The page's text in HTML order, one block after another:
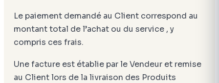
Le paiement demandé au Client correspond au
montant total de l’achat ou du service , y
compris ces frais.
Une facture est établie par le Vendeur et remise
au Client lors de la livraison des Produits